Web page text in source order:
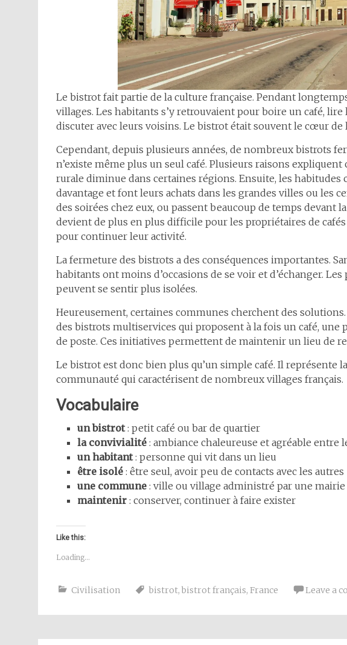
Le bistrot fait partie de la culture française. Pendant
villages. Les habitants s’y retrouvaient pour boire un café,
discuter avec leurs voisins. Le bistrot était souvent le cœur de
Cependant, depuis plusieurs années, de nombreux bistrots
n’existe même plus un seul café. Plusieurs raisons
rurale diminue dans certaines régions. Ensuite, les habitudes
davantage et font leurs achats dans les grandes villes ou les
des soirées chez eux, ou passent beaucoup de temps devant
devient de plus en plus difficile pour les propriétaires de
pour continuer leur activité.
La fermeture des bistrots a des conséquences importantes.
habitants ont moins d’occasions de se voir et d’échanger.
peuvent se sentir plus isolées.
Heureusement, certaines communes cherchent des
des bistrots multiservices qui proposent à la fois un café, une
de poste. Ces initiatives permettent de maintenir un lieu de
Le bistrot est donc bien plus qu’un simple café. Il représente
communauté qui caractérisent de nombreux villages français.
Vocabulaire
un bistrot: petit café ou bar de quartier
la convivialité : ambiance chaleureuse et agréable entre
un habitant: personne qui vit dans un lieu
être isolé : être seul, avoir peu de contacts avec les autres
une commune : ville ou village administré par une mairie
maintenir : conserver, continuer à faire exister
Like this:
Loading...
Civilisation bistrot, bistrot français, France Leave a